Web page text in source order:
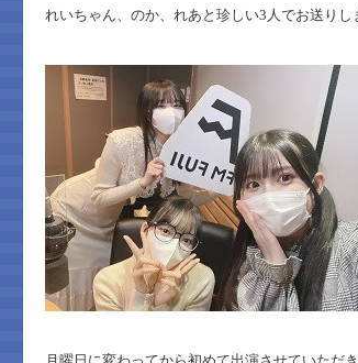
れいちゃん、のか、れあと珍しい3人でお送り